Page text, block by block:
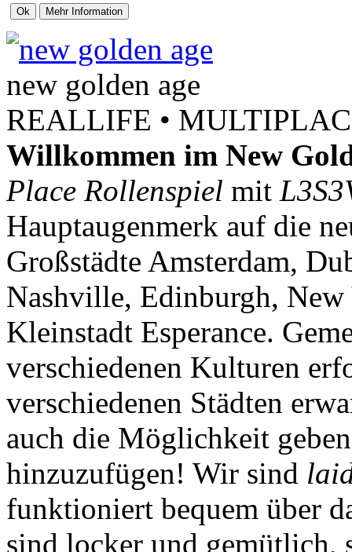
new golden age
REALLIFE •
Willkommen im New
Place Rollenspiel mit
Hauptaugenmerk auf die
Großstädte Amsterdam,
Nashville, Edinburgh,
Kleinstadt Esperance.
verschiedenen Kulturen
verschiedenen Städten
auch die Möglichkeit
hinzuzufügen! Wir sind
funktioniert bequem über
sind locker und gemütlich,